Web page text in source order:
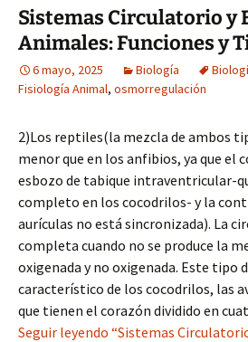
Sistemas Circulatorio y
Animales: Funciones y
6 mayo, 2025 Biología
Fisiología Animal, osmorregulación
2)Los reptiles(la mezcla de ambos
menor que en los anfibios, ya que el
esbozo de tabique intraventricular-
completo en los cocodrilos- y la
aurículas no está sincronizada). La
completa cuando no se produce la
oxigenada y no oxigenada. Este tipo
característico de los cocodrilos, las
que tienen el corazón dividido en
Seguir leyendo “Sistemas